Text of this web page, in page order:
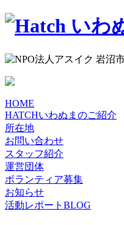
HOME
HATCHいわぬまのご紹介
所在地
お問い合わせ
スタッフ紹介
運営団体
ボランティア募集
お知らせ
活動レポート BLOG